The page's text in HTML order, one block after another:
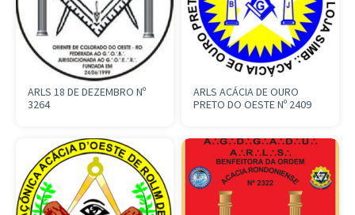
ARLS 18 DE DEZEMBRO Nº
3264
ARLS ACÁCIA DE OURO
PRETO DO OESTE Nº 2409